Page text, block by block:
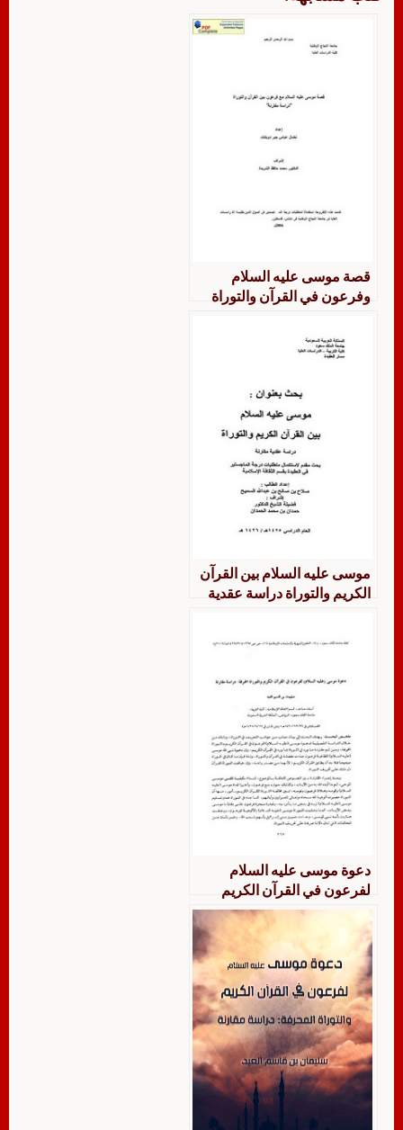
قصة موسى عليه السلام
وفرعون في القرآن والتوراة
موسى عليه السلام بين القرآن
الكريم والتوراة دراسة عقدية
دعوة موسى عليه السلام
لفرعون في القرآن الكريم
والتوراة المحرفة دراسة مقارنة